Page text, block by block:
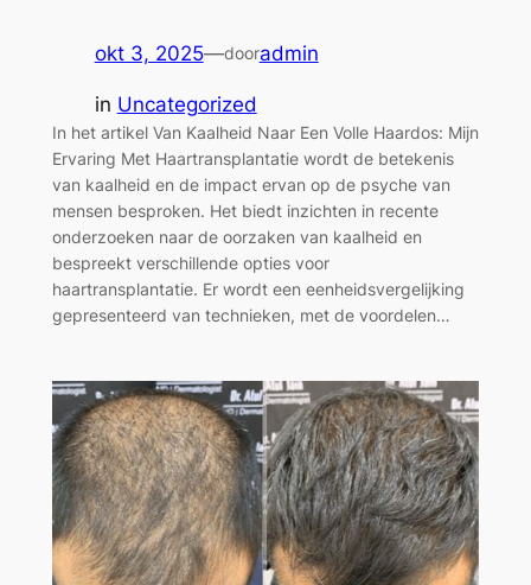
okt 3, 2025—dooradmin
in Uncategorized
In het artikel Van Kaalheid Naar Een Volle Haardos: Mijn
Ervaring Met Haartransplantatie wordt de betekenis
van kaalheid en de impact ervan op de psyche van
mensen besproken. Het biedt inzichten in recente
onderzoeken naar de oorzaken van kaalheid en
bespreekt verschillende opties voor
haartransplantatie. Er wordt een eenheidsvergelijking
gepresenteerd van technieken, met de voordelen…